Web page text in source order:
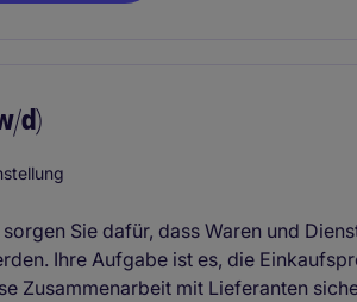
d)
Sie dafür, dass Waren und
Ihre Aufgabe ist es, die
Zusammenarbeit mit Lieferanten